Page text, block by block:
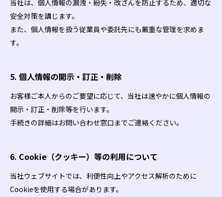
当社は、個人情報の漏洩・紛失・改ざんを防止するため、適切な
安全対策を講じます。
また、個人情報を扱う従業員や委託先にも厳重な管理を求めま
す。
5. 個人情報の開示・訂正・削除
お客様ご本人からのご要望に応じて、当社は速やかに個人情報の
開示・訂正・削除等を行います。
手続きの詳細はお問い合わせ窓口までご連絡ください。
6. Cookie（クッキー）等の利用について
当社ウェブサイトでは、利便性向上やアクセス解析のために
Cookieを使用する場合があります。